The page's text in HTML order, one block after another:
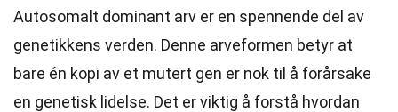
Autosomalt dominant arv er en spennende del av
genetikkens verden. Denne arveformen betyr at
bare én kopi av et mutert gen er nok til å forårsake
en genetisk lidelse. Det er viktig å forstå hvordan